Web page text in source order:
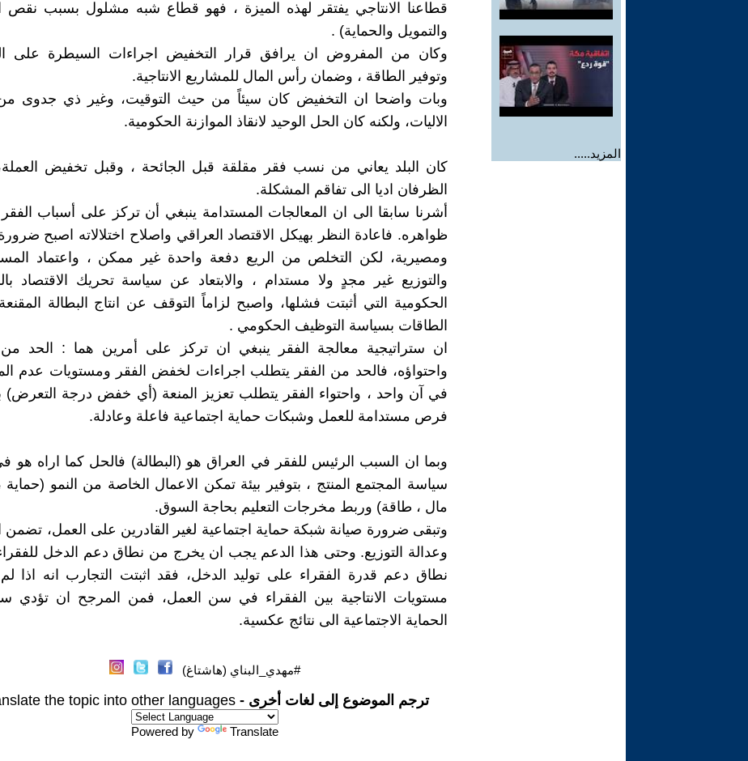
المزيد.....
قطاعنا الانتاجي يفتقر لهذه الميزة ، فهو قطاع شبه مشلول بسبب نقص
والتمويل والحماية) .
وكان من المفروض ان يرافق قرار التخفيض اجراءات السيطرة على
وتوفير الطاقة ، وضمان رأس المال للمشاريع الانتاجية.
وبات واضحا ان التخفيض كان سيئاً من حيث التوقيت، وغير ذي جدوى
الاليات، ولكنه كان الحل الوحيد لانقاذ الموازنة الحكومية.
كان البلد يعاني من نسب فقر مقلقة قبل الجائحة ، وقبل تخفيض العملة،
الظرفان اديا الى تفاقم المشكلة.
أشرنا سابقا الى ان المعالجات المستدامة ينبغي أن تركز على أسباب
ظواهره. فاعادة النظر بهيكل الاقتصاد العراقي واصلاح اختلالاته اصبح
ومصيرية، لكن التخلص من الريع دفعة واحدة غير ممكن ، واعتماد
والتوزيع غير مجدٍ ولا مستدام ، والابتعاد عن سياسة تحريك الاقتصاد
الحكومية التي أثبتت فشلها، واصبح لزاماً التوقف عن انتاج البطالة
الطاقات بسياسة التوظيف الحكومي .
ان ستراتيجية معالجة الفقر ينبغي ان تركز على أمرين هما : الحد من
واحتواؤه، فالحد من الفقر يتطلب اجراءات لخفض الفقر ومستويات عدم
في آن واحد ، واحتواء الفقر يتطلب تعزيز المنعة (أي خفض درجة التعرض)
فرص مستدامة للعمل وشبكات حماية اجتماعية فاعلة وعادلة.
وبما ان السبب الرئيس للفقر في العراق هو (البطالة) فالحل كما اراه هو
سياسة المجتمع المنتج ، بتوفير بيئة تمكن الاعمال الخاصة من النمو
مال ، طاقة) وربط مخرجات التعليم بحاجة السوق.
وتبقى ضرورة صيانة شبكة حماية اجتماعية لغير القادرين على العمل، تضمن
وعدالة التوزيع. وحتى هذا الدعم يجب ان يخرج من نطاق دعم الدخل
نطاق دعم قدرة الفقراء على توليد الدخل، فقد اثبتت التجارب انه اذا
مستويات الانتاجية بين الفقراء في سن العمل، فمن المرجح ان تؤدي
الحماية الاجتماعية الى نتائج عكسية.
#مهدي_البناي (هاشتاغ)
ترجم الموضوع إلى لغات أخرى - the topic into other languages
Powered by Translate